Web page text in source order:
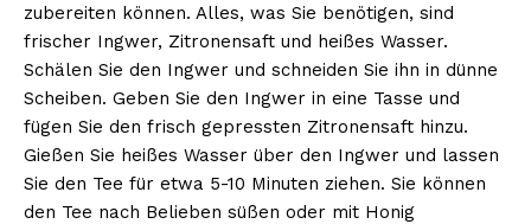
zubereiten können. Alles, was Sie benötigen, sind
frischer Ingwer, Zitronensaft und heißes Wasser.
Schälen Sie den Ingwer und schneiden Sie ihn in dünne
Scheiben. Geben Sie den Ingwer in eine Tasse und
fügen Sie den frisch gepressten Zitronensaft hinzu.
Gießen Sie heißes Wasser über den Ingwer und lassen
Sie den Tee für etwa 5-10 Minuten ziehen. Sie können
den Tee nach Belieben süßen oder mit Honig